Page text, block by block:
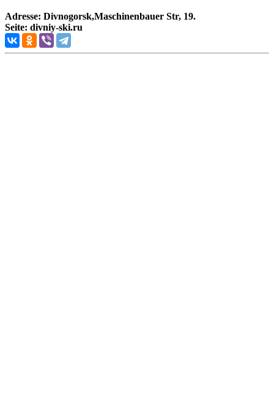
Adresse: Divnogorsk,Maschinenbauer Str, 19.
Seite: divniy-ski.ru